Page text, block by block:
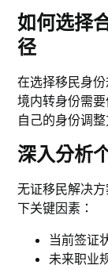
如何选择
径
在选择移民身
境内转身份需
自己的身份调整
深入分析
无证移民解决
下关键因素：
当前签证
未来职业